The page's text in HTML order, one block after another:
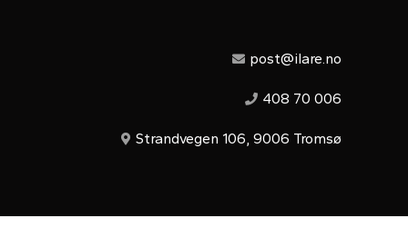
post@ilare.no
408 70 006
Strandvegen 106, 9006 Tromsø